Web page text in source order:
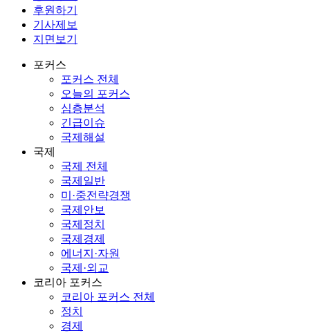
후원하기
기사제보
지면보기
포커스
포커스 전체
오늘의 포커스
심층분석
긴급이슈
국제해설
국제
국제 전체
국제일반
미·중전략경쟁
국제안보
국제정치
국제경제
에너지·자원
국제·외교
코리아 포커스
코리아 포커스 전체
정치
경제